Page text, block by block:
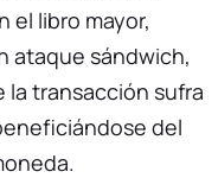
el libro mayor,
ataque sándwich,
transacción sufra
del